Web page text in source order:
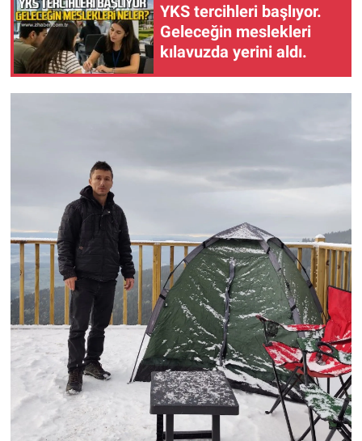
YKS tercihleri başlıyor.
Geleceğin meslekleri
kılavuzda yerini aldı.